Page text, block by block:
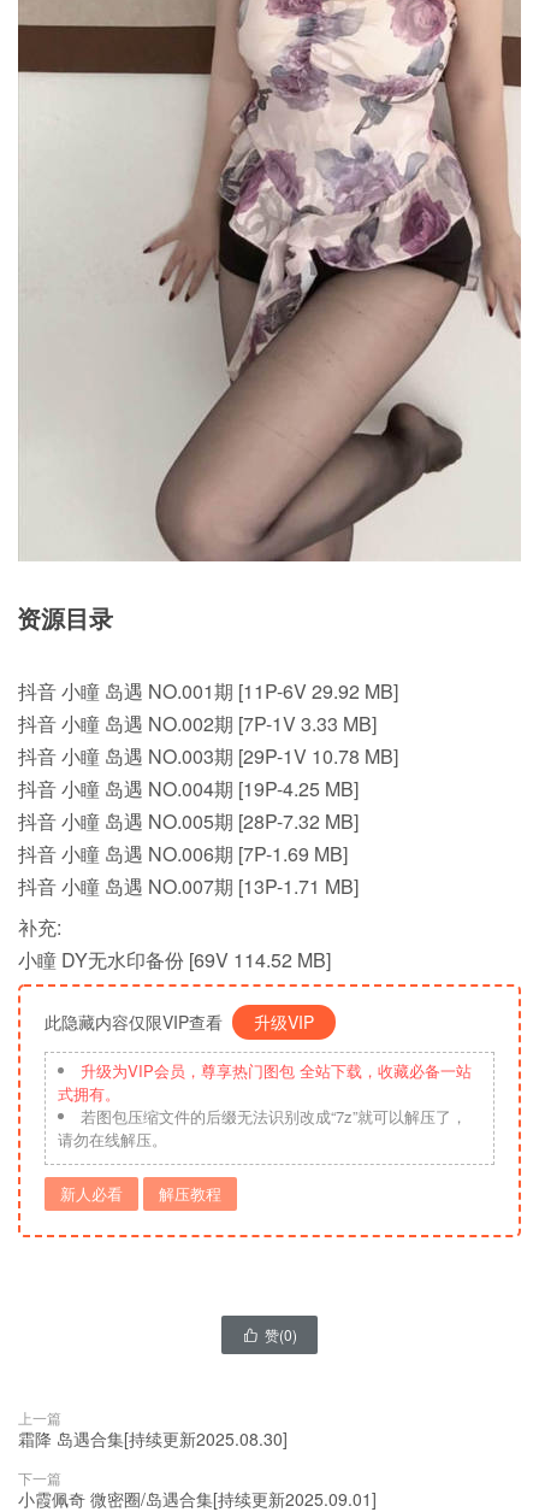
资源目录
抖音 小瞳 岛遇 NO.001期 [11P-6V 29.92 MB]
抖音 小瞳 岛遇 NO.002期 [7P-1V 3.33 MB]
抖音 小瞳 岛遇 NO.003期 [29P-1V 10.78 MB]
抖音 小瞳 岛遇 NO.004期 [19P-4.25 MB]
抖音 小瞳 岛遇 NO.005期 [28P-7.32 MB]
抖音 小瞳 岛遇 NO.006期 [7P-1.69 MB]
抖音 小瞳 岛遇 NO.007期 [13P-1.71 MB]
补充:
小瞳 DY无水印备份 [69V 114.52 MB]
此隐藏内容仅限VIP查看 升级VIP
升级为VIP会员，尊享热门图包 全站下载，收藏必备一站
式拥有。
若图包压缩文件的后缀无法识别改成“7z”就可以解压了，
请勿在线解压。
新人必看 解压教程
 赞(0)
上一篇
霜降 岛遇合集[持续更新2025.08.30]
下一篇
小霞佩奇 微密圈/岛遇合集[持续更新2025.09.01]